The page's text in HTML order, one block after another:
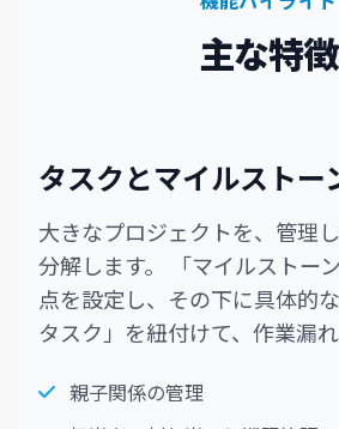
主な特徴
タスクとマイルストー
大きなプロジェクトを、管理
分解します。 「マイルストー
点を設定し、その下に具体的
タスク」を紐付けて、作業漏れ
親子関係の管理